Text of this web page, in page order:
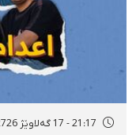
21:17 - 17 گەلاوێژ 2726